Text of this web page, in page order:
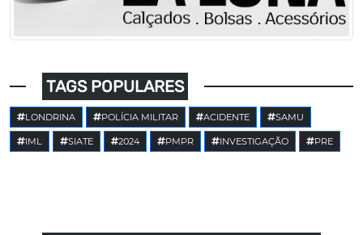
TAGS POPULARES
LONDRINA POLÍCIA MILITAR ACIDENTE SAMU
IML SIATE 2024 PMPR INVESTIGAÇÃO PRE